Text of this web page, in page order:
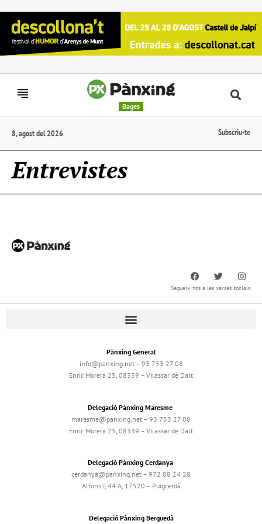
Bages
8, agost del 2026 Subscriu-te
Entrevistes
Segueix-nos a les xarxes socials
Pànxing General
info@panxing.net – 93 753 27 08
Enric Morera 25, 08339 – Vilassar de Dalt
Delegació Pànxing Maresme
maresme@panxing.net – 93 753 27 08
Enric Morera 25, 08339 – Vilassar de Dalt
Delegació Pànxing Cerdanya
cerdanya@panxing.net – 972 88 24 28
Alfons I, 44 A, 17520 – Puigcerdà
Delegació Pànxing Berguedà